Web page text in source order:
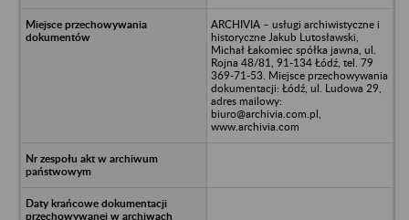
ARCHIVIA – usługi archiwistyczne i
historyczne Jakub Lutosławski,
Michał Łakomiec spółka jawna, ul.
Rojna 48/81, 91-134 Łódź, tel. 79
369-71-53. Miejsce przechowywania
dokumentacji: Łódź, ul. Ludowa 29,
adres mailowy:
biuro@archivia.com.pl,
www.archivia.com